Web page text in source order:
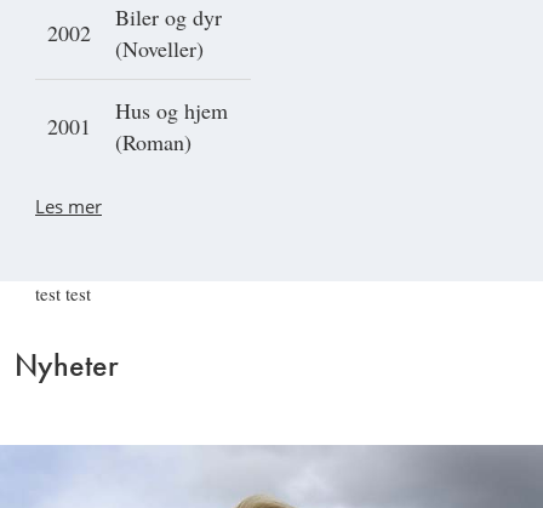
2002
Biler og dyr
(Noveller)
2001
Hus og hjem
(Roman)
Les mer
test test
Nyheter